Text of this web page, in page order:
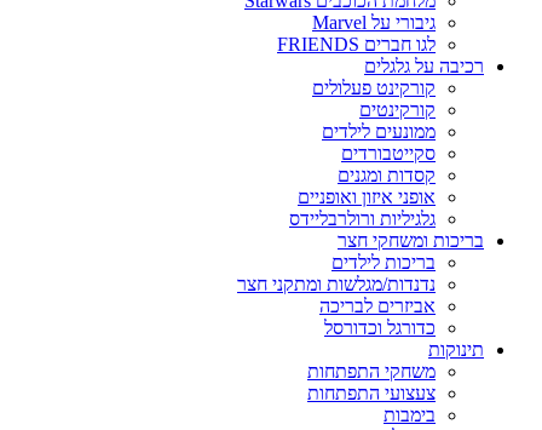
גיבורי על Marvel
לגו חברים FRIENDS
רכיבה על גלגלים
קורקינט פעלולים
קורקינטים
ממונעים לילדים
סקייטבורדים
קסדות ומגנים
אופני איזון ואופניים
גלגיליות ורולרבליידס
בריכות ומשחקי חצר
בריכות לילדים
נדנדות/מגלשות ומתקני חצר
אביזרים לבריכה
כדורגל וכדורסל
תינוקות
משחקי התפתחות
צעצועי התפתחות
בימבות